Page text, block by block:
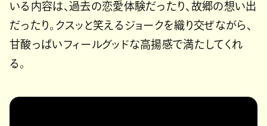
いる内容は、過去の恋愛体験だったり、故郷の想い出
だったり。クスッと笑えるジョークを織り交ぜながら、
甘酸っぱいフィールグッドな高揚感で満たしてくれ
る。